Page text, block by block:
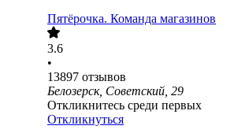
Пятёрочка. Команда магазинов
3.6
•
13897 отзывов
Белозерск, Советский, 29
Откликнитесь среди первых
Откликнуться